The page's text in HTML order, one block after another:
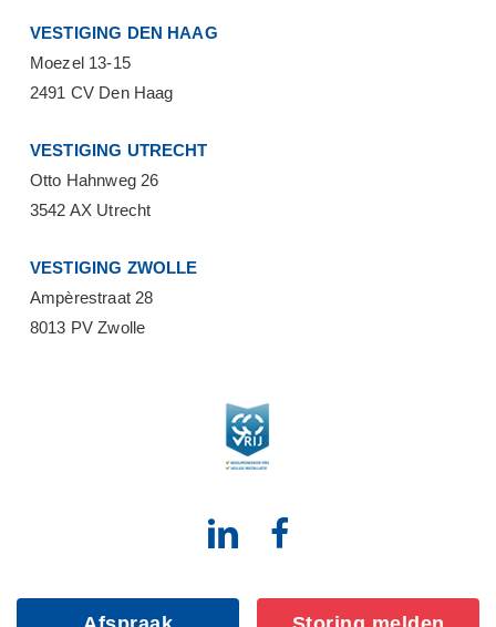
VESTIGING DEN HAAG
Moezel 13-15
2491 CV Den Haag
VESTIGING UTRECHT
Otto Hahnweg 26
3542 AX Utrecht
VESTIGING ZWOLLE
Ampèrestraat 28
8013 PV Zwolle